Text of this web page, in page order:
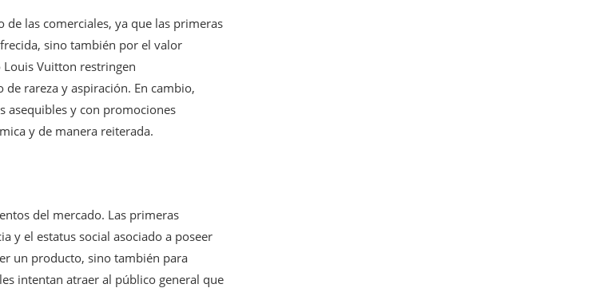
las comerciales, ya que las primeras
sino también por el valor
Vuitton restringen
rareza y aspiración. En cambio,
asequibles y con promociones
y de manera reiterada.
del mercado. Las primeras
y el estatus social asociado a poseer
un producto, sino también para
intentan atraer al público general que